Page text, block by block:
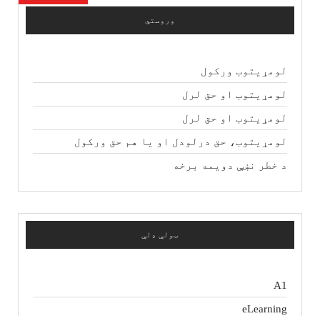
چلونه
وروستي
لومړیتوب ورکول
لومړیتوب او حق لرل
لومړیتوب او حق لرل
لومړیتوب، حق درلودل او یا هم حق ورکول
د خطر نښې دویمه برخه
ټولې ډلې
A1
eLearning